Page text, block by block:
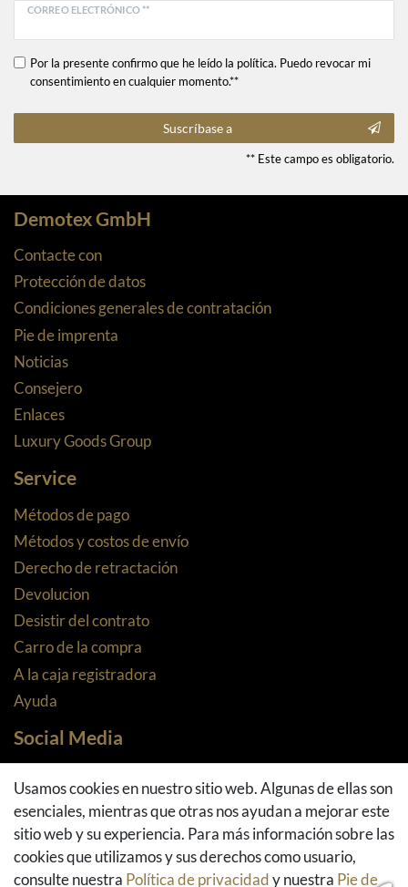
CORREO ELECTRÓNICO **
Por la presente confirmo que he leído la política. Puedo revocar mi
consentimiento en cualquier momento.**
Suscríbase a
** Este campo es obligatorio.
Demotex GmbH
Contacte con
Protección de datos
Condiciones generales de contratación
Pie de imprenta
Noticias
Consejero
Enlaces
Luxury Goods Group
Service
Métodos de pago
Métodos y costos de envío
Derecho de retractación
Devolucion
Desistir del contrato
Carro de la compra
A la caja registradora
Ayuda
Social Media
Instagram
Pinterest
Youtube
Houzz
Usamos cookies en nuestro sitio web. Algunas de ellas son
esenciales, mientras que otras nos ayudan a mejorar este
sitio web y su experiencia. Para más información sobre las
cookies que utilizamos y sus derechos como usuario,
consulte nuestra Política de privacidady nuestra Pie de